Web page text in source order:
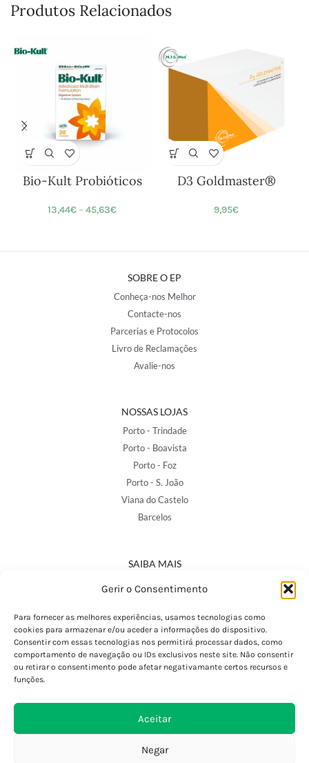
Gerir o Consentimento
Para fornecer as melhores experiências, usamos tecnologias como
cookies para armazenar e/ou aceder a informações do dispositivo.
Consentir com essas tecnologias nos permitirá processar dados, como
comportamento de navegação ou IDs exclusivos neste site. Não consentir
ou retirar o consentimento pode afetar negativamante certos recursos e
funções.
Aceitar
Negar
Produtos Relacionados
Bio-Kult Probióticos
13,44€ – 45,63€
D3 Goldmaster®
9,95€
SOBRE O EP
Conheça-nos Melhor
Contacte-nos
Parcerias e Protocolos
Livro de Reclamações
Avalie-nos
NOSSAS LOJAS
Porto - Trindade
Porto - Boavista
Porto - Foz
Porto - S. João
Viana do Castelo
Barcelos
SAIBA MAIS
Política de Privacidade
Termos e Condições
Perguntas Frequentes
Custos de Envio
Encomendas Internacionais
Devoluções e Trocas